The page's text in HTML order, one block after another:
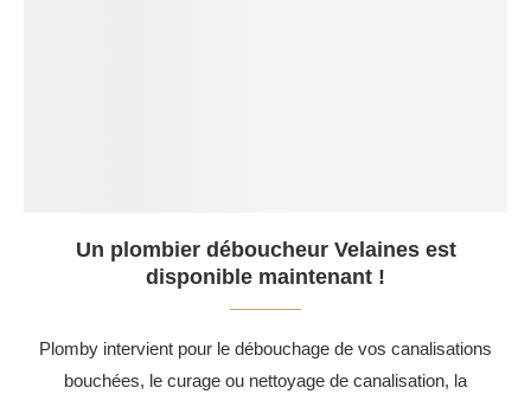
Un plombier déboucheur Velaines est
disponible maintenant !
Plomby intervient pour le débouchage de vos canalisations
bouchées, le curage ou nettoyage de canalisation, la